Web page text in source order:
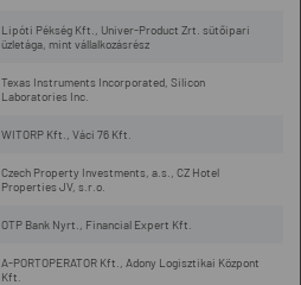
Lipóti Pékség Kft., Univer-Product Zrt. sütőipari
üzletága, mint vállalkozásrész
Texas Instruments Incorporated, Silicon
Laboratories Inc.
WITORP Kft., Váci 76 Kft.
Czech Property Investments, a.s., CZ Hotel
Properties JV, s.r.o.
OTP Bank Nyrt., Financial Expert Kft.
A-PORTOPERATOR Kft., Adony Logisztikai Központ
Kft.